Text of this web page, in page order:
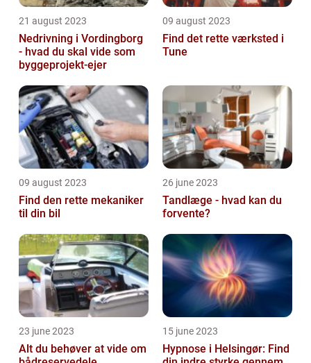
21 august 2023
Nedrivning i Vordingborg
- hvad du skal vide som
byggeprojekt-ejer
09 august 2023
Find det rette værksted i
Tune
09 august 2023
Find den rette mekaniker
til din bil
26 june 2023
Tandlæge - hvad kan du
forvente?
23 june 2023
Alt du behøver at vide om
15 june 2023
Hypnose i Helsingør: Find